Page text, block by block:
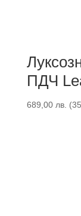
ПДЧ
689,00 лв. (